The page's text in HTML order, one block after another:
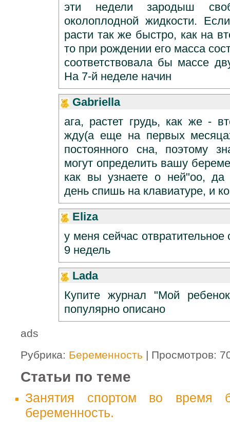
эти недели зародыш
околоплодной жидкости.
расти так же быстро, как на
то при рождении его масса
соответствовала бы массе
На 7-й неделе начин
Gabriella
ага, растет грудь, как же -
жду(а еще на первых
постоянного сна, поэтому
могут определить вашу
как вы узнаете о ней"оо, да
день спишь на клавиатуре, и
Eliza
у меня сейчас отвратительное
9 недель
Lada
Купите журнал "Мой
популярно описано
ads
Рубрика: Беременность | Просмотров:
Статьи по теме
Занятия спортом во время
беременность.